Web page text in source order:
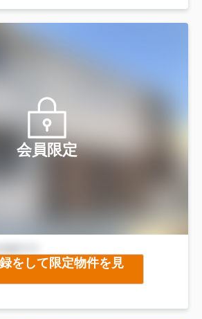
会員限定
をして限定物件を見